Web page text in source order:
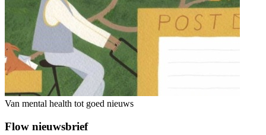
Van mental health tot goed nieuws
Flow nieuwsbrief